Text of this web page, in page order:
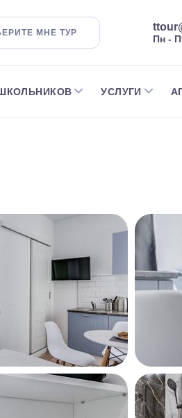
МНЕ ТУР
Пн -
УСЛУГИ